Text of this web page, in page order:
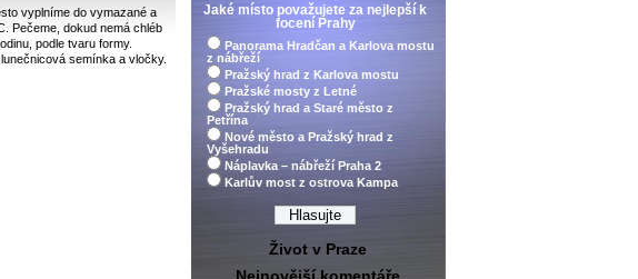
vyplníme do vymazané a
Pečeme, dokud nemá chléb
podle tvaru formy.
semínka a vločky.
Jaké místo považujete za nejlepší k
focení Prahy
Panorama Hradčan a Karlova mostu
z nábřeží
Pražský hrad z Karlova mostu
Pražské mosty z Letné
Pražský hrad a Staré město z
Petřína
Nové město a Pražský hrad z
Vyšehradu
Náplavka – nábřeží Praha 2
Karlův most z ostrova Kampa
Život v Praze